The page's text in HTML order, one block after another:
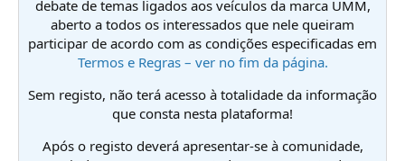
debate de temas ligados aos veículos da marca UMM,
aberto a todos os interessados que nele queiram
participar de acordo com as condições especificadas em
Termos e Regras – ver no fim da página.
Sem registo, não terá acesso à totalidade da informação
que consta nesta plataforma!
Após o registo deverá apresentar-se à comunidade,